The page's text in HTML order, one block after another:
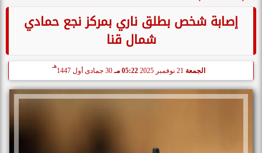
إصابة شخص بطلق ناري بمركز نجع حمادي
شمال قنا
الجمعة 05:22 مـ 30 جمادى أول 1447
هـ